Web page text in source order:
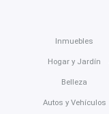
Inmuebles
Hogar y Jardín
Belleza
Autos y Vehículos